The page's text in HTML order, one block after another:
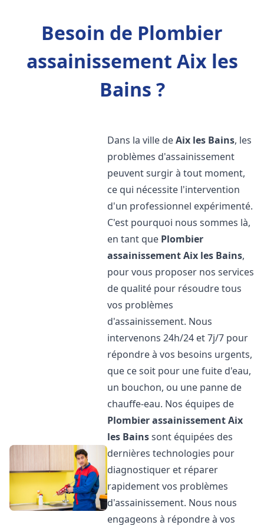
Besoin de Plombier
assainissement Aix les
Bains ?
Dans la ville deAix les Bains, les
problèmes d'assainissement
peuvent surgir à tout moment,
ce qui nécessite l'intervention
d'un professionnel expérimenté.
C'est pourquoi nous sommes là,
en tant que Plombier
assainissementAix les Bains,
pour vous proposer nos services
de qualité pour résoudre tous
vos problèmes
d'assainissement. Nous
intervenons 24h/24 et 7j/7 pour
répondre à vos besoins urgents,
que ce soit pour une fuite d'eau,
un bouchon, ou une panne de
chauffe-eau. Nos équipes de
Plombier assainissementAix
les Bainssont équipées des
dernières technologies pour
diagnostiquer et réparer
rapidement vos problèmes
d'assainissement. Nous nous
engageons à répondre à vos